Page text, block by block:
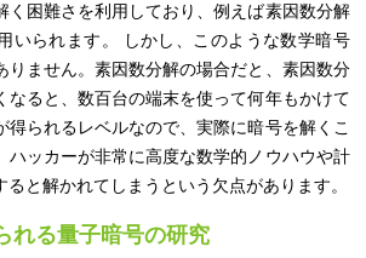
く困難さを利用しており、例えば素因数分解
いられます。 しかし、このような数学暗号
りません。素因数分解の場合だと、素因数分
なると、数百台の端末を使って何年もかけて
得られるレベルなので、実際に暗号を解くこ
ハッカーが非常に高度な数学的ノウハウや計
と解かれてしまうという欠点があります。
れる量子暗号の研究